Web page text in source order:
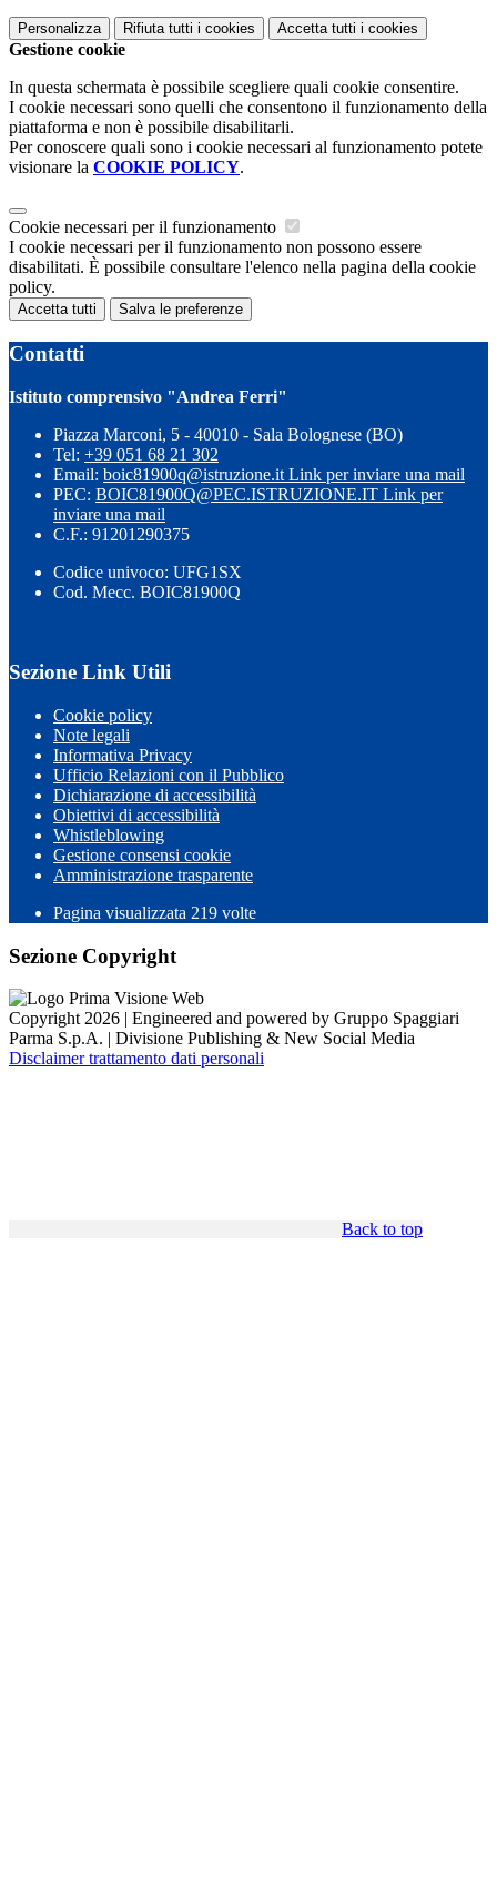
Personalizza Rifiuta tutti i cookies Accetta tutti i cookies
Gestione cookie
In questa schermata è possibile scegliere quali cookie consentire.
I cookie necessari sono quelli che consentono il funzionamento della
piattaforma e non è possibile disabilitarli.
Per conoscere quali sono i cookie necessari al funzionamento potete
visionare la COOKIE POLICY.
Cookie necessari per il funzionamento
I cookie necessari per il funzionamento non possono essere
disabilitati. È possibile consultare l'elenco nella pagina della cookie
policy.
Accetta tutti Salva le preferenze
Contatti
Istituto comprensivo "Andrea Ferri"
Piazza Marconi, 5 - 40010 - Sala Bolognese (BO)
Tel: +39 051 68 21 302
Email: boic81900q@istruzione.it Link per inviare una mail
PEC: BOIC81900Q@PEC.ISTRUZIONE.IT Link per
inviare una mail
C.F.: 91201290375
Codice univoco: UFG1SX
Cod. Mecc. BOIC81900Q
Sezione Link Utili
Cookie policy
Note legali
Informativa Privacy
Ufficio Relazioni con il Pubblico
Dichiarazione di accessibilità
Obiettivi di accessibilità
Whistleblowing
Gestione consensi cookie
Amministrazione trasparente
Pagina visualizzata 219 volte
Sezione Copyright
Copyright 2026 | Engineered and powered by Gruppo Spaggiari
Parma S.p.A. | Divisione Publishing & New Social Media
Disclaimer trattamento dati personali
Back to top